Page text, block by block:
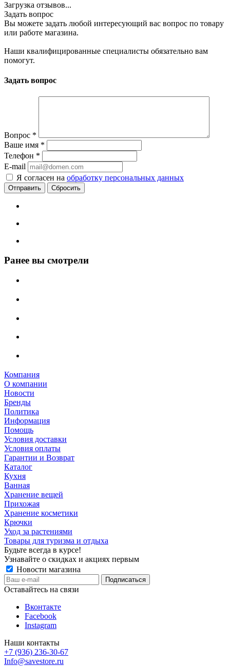
Загрузка отзывов...
Задать вопрос
Вы можете задать любой интересующий вас вопрос по товару
или работе магазина.
Наши квалифицированные специалисты обязательно вам
помогут.
Задать вопрос
Вопрос *
Ваше имя *
Телефон *
E-mail
Я согласен на обработку персональных данных
Сбросить
Ранее вы смотрели
Компания
О компании
Новости
Бренды
Политика
Информация
Помощь
Условия доставки
Условия оплаты
Гарантии и Возврат
Каталог
Кухня
Ванная
Хранение вещей
Прихожая
Хранение косметики
Крючки
Уход за растениями
Товары для туризма и отдыха
Будьте всегда в курсе!
Узнавайте о скидках и акциях первым
Новости магазина
Оставайтесь на связи
Вконтакте
Facebook
Instagram
Наши контакты
+7 (936) 236-30-67
Info@savestore.ru